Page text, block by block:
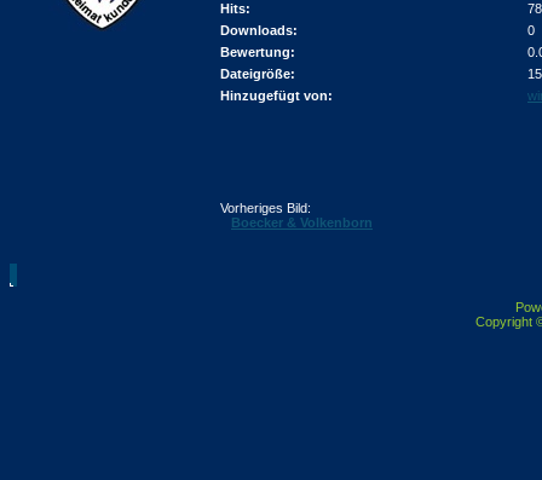
Hits:
Downloads:
0
Bewertung:
Dateigröße:
Hinzugefügt von:
Vorheriges Bild:
Boecker & Volkenborn
Copyright